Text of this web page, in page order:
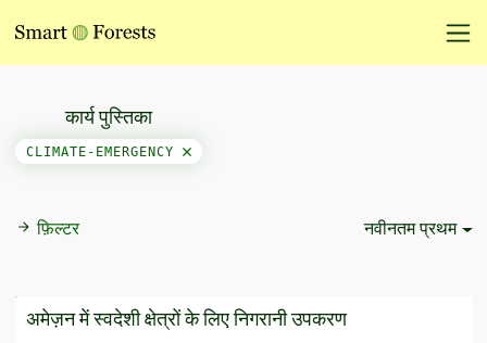
फ़िल्टर नवीनतम प्रथम
कार्य पुस्तिका
CLIMATE-EMERGENCY
अमेज़न में स्वदेशी क्षेत्रों के लिए निगरानी उपकरण